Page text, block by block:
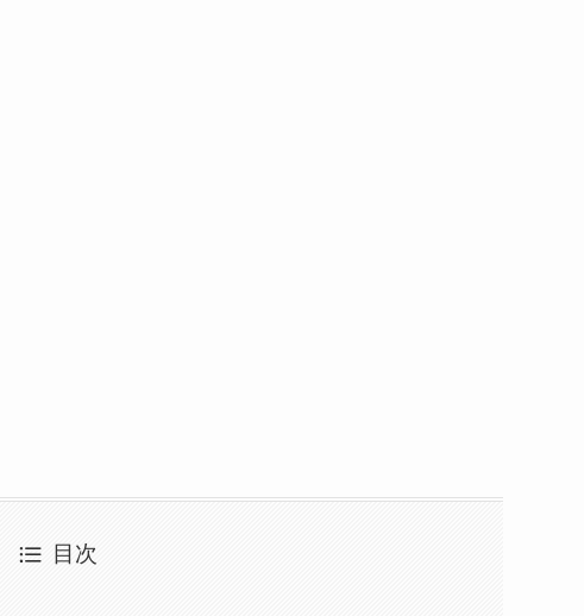
目次